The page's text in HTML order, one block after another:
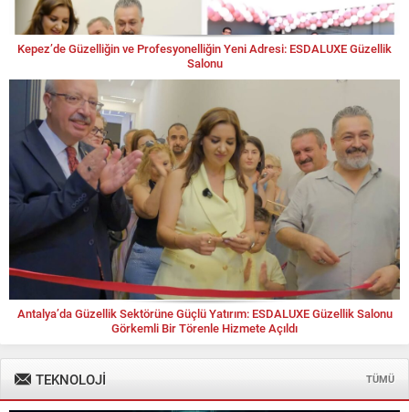
Kepez’de Güzelliğin ve Profesyonelliğin Yeni Adresi: ESDALUXE Güzellik
Salonu
Antalya’da Güzellik Sektörüne Güçlü Yatırım: ESDALUXE Güzellik Salonu
Görkemli Bir Törenle Hizmete Açıldı
TEKNOLOJİ TÜMÜ